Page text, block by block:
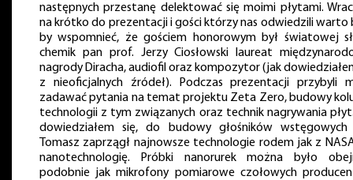
następnych przestanę delektować się moimi płytami.
na krótko do prezentacji i gości którzy nas odwiedzili warto
by wspomnieć, że gościem honorowym był światowej
chemik pan prof. Jerzy Ciosłowski laureat
nagrody Diracha, audiofil oraz kompozytor (jak
z nieoficjalnych źródeł). Podczas prezentacji przybyli
zadawać pytania na temat projektu Zeta Zero, budowy
technologii z tym związanych oraz technik nagrywania
dowiedziałem się, do budowy głośników wstęgowych
Tomasz zaprzągł najnowsze technologie rodem jak z
nanotechnologię. Próbki nanorurek można było
podobnie jak mikrofony pomiarowe czołowych